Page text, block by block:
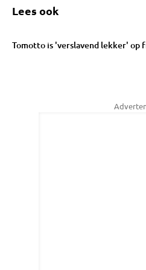
Lees ook
Tomotto is 'verslavend lekker' op